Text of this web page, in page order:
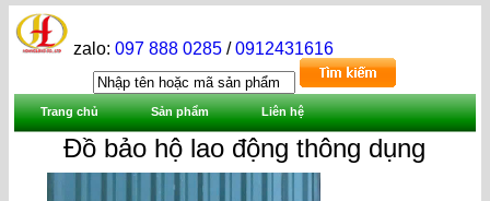
zalo:097 888 0285 /0912431616
Trang chủ Sản phẩm Liên hệ
Đồ bảo hộ lao động thông dụng